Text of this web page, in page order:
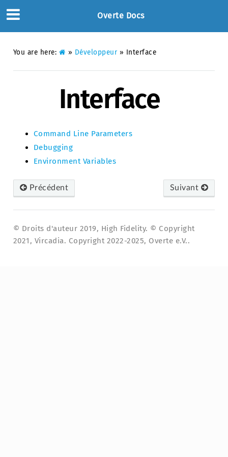
Overte Docs
You are here: » Développeur » Interface
Interface
Command Line Parameters
Debugging
Environment Variables
Précédent Suivant
© Droits d'auteur 2019, High Fidelity. © Copyright
2021, Vircadia. Copyright 2022-2025, Overte e.V..